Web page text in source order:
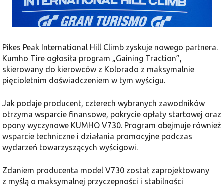
Pikes Peak International Hill Climb zyskuje nowego partnera.
Kumho Tire ogłosiła program „Gaining Traction”,
skierowany do kierowców z Kolorado z maksymalnie
pięcioletnim doświadczeniem w tym wyścigu.
Jak podaje producent, czterech wybranych zawodników
otrzyma wsparcie finansowe, pokrycie opłaty startowej oraz
opony wyczynowe KUMHO V730. Program obejmuje również
wsparcie techniczne i działania promocyjne podczas
wydarzeń towarzyszących wyścigowi.
Zdaniem producenta model V730 został zaprojektowany
z myślą o maksymalnej przyczepności i stabilności